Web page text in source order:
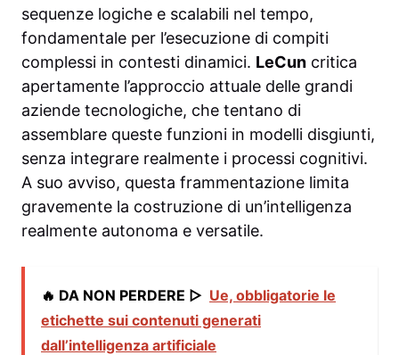
sequenze logiche e scalabili nel tempo,
fondamentale per l’esecuzione di compiti
complessi in contesti dinamici. LeCun critica
apertamente l’approccio attuale delle grandi
aziende tecnologiche, che tentano di
assemblare queste funzioni in modelli disgiunti,
senza integrare realmente i processi cognitivi.
A suo avviso, questa frammentazione limita
gravemente la costruzione di un’intelligenza
realmente autonoma e versatile.
🔥 DA NON PERDERE ▷ Ue, obbligatorie le
etichette sui contenuti generati
dall’intelligenza artificiale